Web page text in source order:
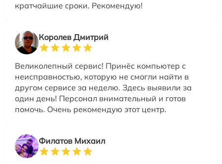
кратчайшие сроки. Рекомендую!
Королев Дмитрий
Великолепный сервис! Принёс компьютер с
неисправностью, которую не смогли найти в
другом сервисе за неделю. Здесь выявили за
один день! Персонал внимательный и готов
помочь. Очень рекомендую этот центр.
Филатов Михаил